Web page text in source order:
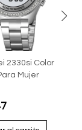
2330si Color
Mujer